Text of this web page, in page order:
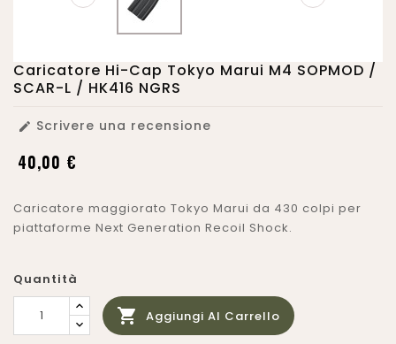
Caricatore Hi-Cap Tokyo Marui M4 SOPMOD /
SCAR-L / HK416 NGRS
 Scrivere una recensione
40,00 €
Caricatore maggiorato Tokyo Marui da 430 colpi per
piattaforme Next Generation Recoil Shock.
Quantità
 Aggiungi Al Carrello